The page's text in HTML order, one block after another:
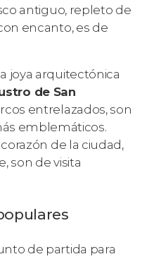
antiguo, repleto de
encanto, es de
joya arquitectónica
de San
entrelazados, son
emblemáticos.
de la ciudad,
son de visita
de partida para